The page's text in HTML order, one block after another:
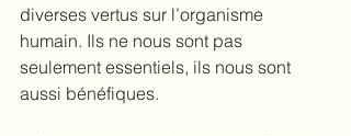
diverses vertus sur l’organisme
humain. Ils ne nous sont pas
seulement essentiels, ils nous sont
aussi bénéfiques.